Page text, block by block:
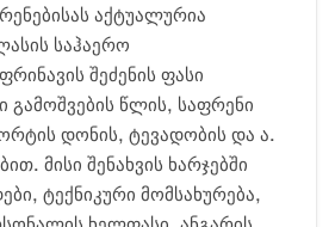
აქტუალურია
საჰაერო
შეძენის ფასი
გამოშვების წლის, საფრენი
დონის, ტევადობის და ა.
მისი შენახვის ხარჯებში
ტექნიკური მომსახურება,